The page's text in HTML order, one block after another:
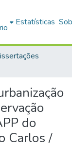
Estatísticas
do
Carlos /